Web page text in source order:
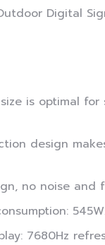
Digital
is optimal for
design
no noise and
7680Hz